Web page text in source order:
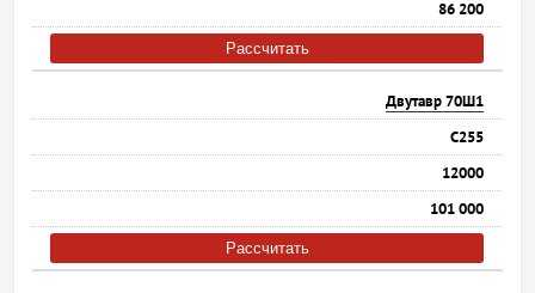
86 200
Рассчитать
Двутавр 70Ш1
С255
12000
101 000
Рассчитать